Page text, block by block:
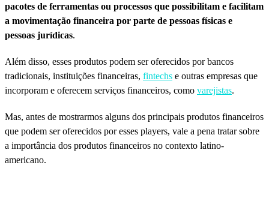
pacotes de ferramentas ou processos que possibilitam e facilitam
a movimentação financeira por parte de pessoas físicas e
pessoas jurídicas.
Além disso, esses produtos podem ser oferecidos por bancos
tradicionais, instituições financeiras, fintechs e outras empresas que
incorporam e oferecem serviços financeiros, como varejistas.
Mas, antes de mostrarmos alguns dos principais produtos financeiros
que podem ser oferecidos por esses players, vale a pena tratar sobre
a importância dos produtos financeiros no contexto latino-
americano.